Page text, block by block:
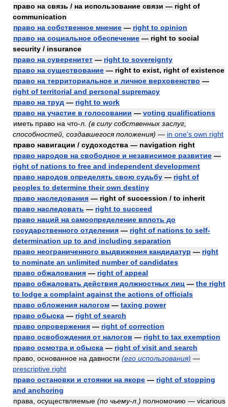
право на связь / на использование связи — right of
communication
право на собственное мнение — right to opinion
право на социальное обеспечение — right to social
security / insurance
право на суверенитет — right to sovereignty
право на существование — right to exist, right of existence
право на территориальное и личное верховенство —
right of territorial and personal supremacy
право на труд — right to work
право на участие в голосовании — voting qualifications
иметь право на что-л. (в силу собственных заслуг,
способностей, создавшегося положения) — in one's own right
право навигации / судоходства — navigation right
право народов на свободное и независимое развитие —
right of nations to free and independent development
право народов определять свою судьбу — right of
peoples to determine their own destiny
право наследования — right of succession / to inherit
право наследовать — right to succeed
право наций на самоопределение вплоть до
государственного отделения — right of nations to self-
determination up to and including separation
право неограниченного выдвижения кандидатур — right
to nominate an unlimited number of candidates
право обжалования — right of appeal
право обжаловать действия должностных лиц — the right
to lodge a complaint against the actions of officials
право обложения налогом — taxing power
право обыска — right of search
право опровержения — right of correction
право освобождения от налогов — right to tax exemption
право осмотра и обыска — right of visit and search
право, основанное на давности (его использования) —
prescriptive right
право остановки и стоянки на якоре — right of stopping
and anchoring
права, осуществляемые (по чьему-л.) полномочию — vicarious